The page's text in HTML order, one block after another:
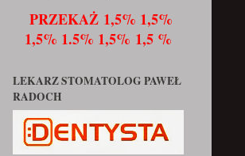
PRZEKAŻ 1,5% 1,5%
1,5% 1.5% 1,5% 1,5 %
LEKARZ STOMATOLOG PAWEŁ
RADOCH